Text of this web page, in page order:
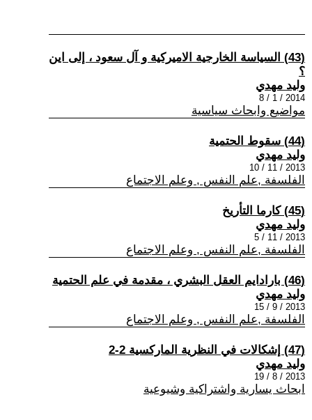
(43) السياسة الخارجية الاميركية و آل سعود ، إلى اين
؟
وليد مهدي
2014 / 1 / 8
مواضيع وابحاث سياسية
(44) سقوط الحتمية
وليد مهدي
2013 / 11 / 10
الفلسفة ,علم النفس , وعلم الاجتماع
(45) كارما التأريخ
وليد مهدي
2013 / 11 / 5
الفلسفة ,علم النفس , وعلم الاجتماع
(46) بارادايم العقل البشري ، مقدمة في علم الحتمية
وليد مهدي
2013 / 9 / 15
الفلسفة ,علم النفس , وعلم الاجتماع
(47) إشكالات في النظرية الماركسية 2-2
وليد مهدي
2013 / 8 / 19
ابحاث يسارية واشتراكية وشيوعية